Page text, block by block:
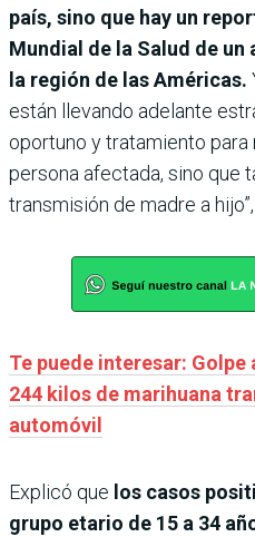
país, sino que hay un
Mundial de la Salud de un
la región de las Américas.
están llevando adelante
oportuno y tratamiento para
persona afectada, sino que
transmisión de madre a
Te puede interesar:
244 kilos de marihuana
automóvil
Explicó que los casos
grupo etario de 15 a 34